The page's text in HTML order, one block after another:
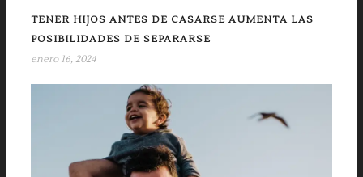
TENER HIJOS ANTES DE CASARSE AUMENTA LAS
POSIBILIDADES DE SEPARARSE
enero 16, 2024